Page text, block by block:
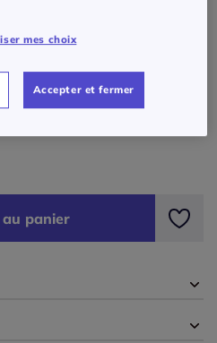
taille
au panier
mes choix
Accepter et fermer